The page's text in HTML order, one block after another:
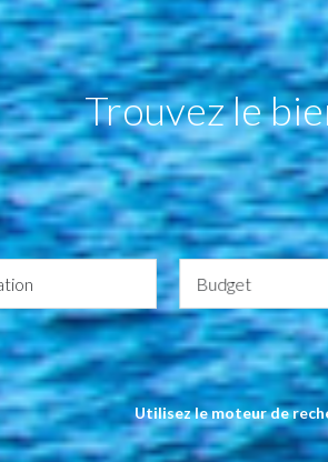
Trouvez le
Budget
Utilisez le moteur de